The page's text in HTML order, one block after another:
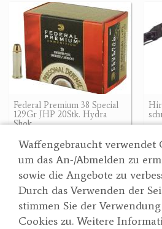
Waffengebraucht verwendet
um das An-/Abmelden zu
sowie die Angebote zu
Durch das Verwenden der
stimmen Sie der
Cookies zu. Weitere
Federal Premium 38 Special
129Gr JHP 20Stk. Hydra
Shok
44.90 €
Suche
Partner
AGBs
Jagd &